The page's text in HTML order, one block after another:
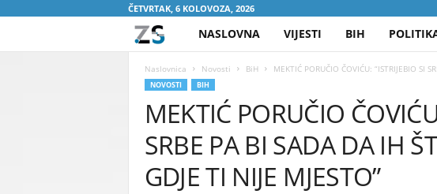
ČETVRTAK, 6 KOLOVOZA, 2026
A
S
R
E
NASLOVNA VIJESTI BIH
Naslovnica Novosti BiH MEKTIĆ PORUČIO ČOVIĆU: “ISTRIJEBIO SI
NOVOSTI BIH
MEKTIĆ PORUČIO
SRBE PA BI SADA DA IH
GDJE TI NIJE MJESTO”